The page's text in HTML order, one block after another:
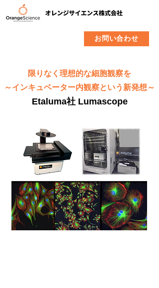
お問い合わせ
限りなく理想的な細胞観察を
～インキュベーター内観察という新発想～
Etaluma社 Lumascope